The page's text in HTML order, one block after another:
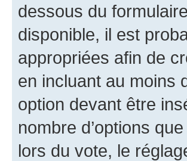
dessous du
disponible, il est
appropriées afin de
en incluant au moins
option devant être
nombre d’options
lors du vote, le